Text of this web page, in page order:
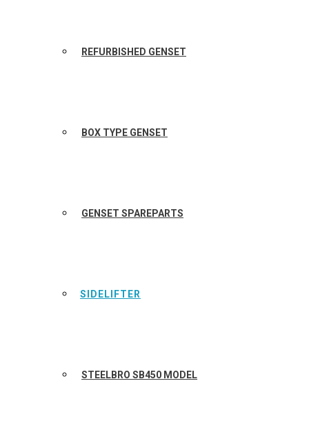
REFURBISHED GENSET
BOX TYPE GENSET
GENSET SPAREPARTS
SIDELIFTER
STEELBRO SB450 MODEL